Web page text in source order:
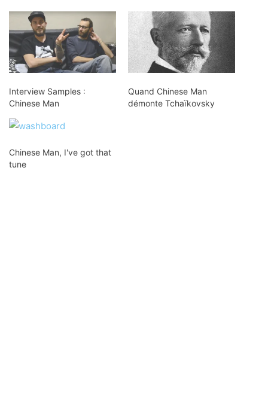
Interview Samples :
Chinese Man
Quand Chinese Man
démonte Tchaïkovsky
Chinese Man, I've got that
tune